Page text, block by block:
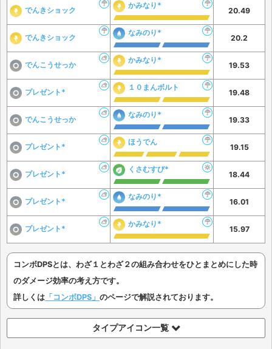
でんきショック
かみなり*
20.49
でんきショック
なみのり*
20.2
でんこうせっか
かみなり*
19.53
プレゼント*
１０まんボルト
19.48
でんこうせっか
なみのり*
19.33
プレゼント*
ほうでん
19.15
プレゼント*
くさむすび*
18.44
プレゼント*
なみのり*
16.01
プレゼント*
かみなり*
15.97
コンボDPSとは、わざ１とわざ２の組み合わせをひとまとめにした時
のダメージ効率の考え方です。
詳しくは 「コンボDPS」 のページで解説されております。
タイプアイコン一覧